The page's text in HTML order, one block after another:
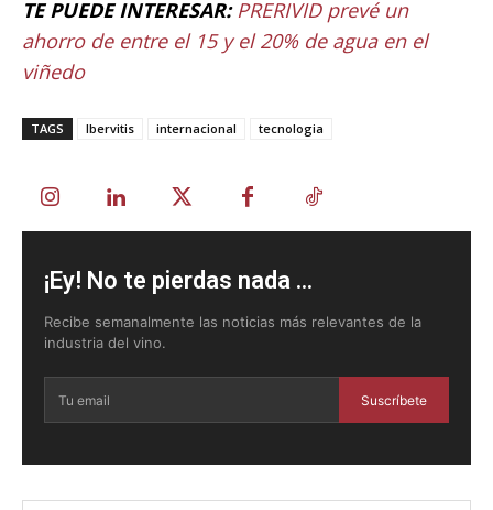
TE PUEDE INTERESAR: PRERIVID prevé un
ahorro de entre el 15 y el 20% de agua en el
viñedo
TAGS Ibervitis internacional tecnologia
¡Ey! No te pierdas nada ...
Recibe semanalmente las noticias más relevantes de la
industria del vino.
Suscríbete